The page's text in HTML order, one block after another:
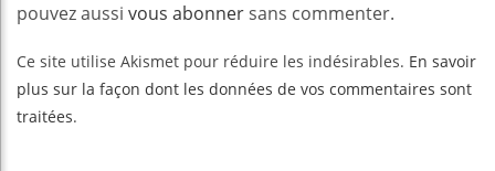
pouvez aussi vous abonnersans commenter.
Ce site utilise Akismet pour réduire les indésirables. En savoir
plus sur la façon dont les données de vos commentaires sont
traitées.